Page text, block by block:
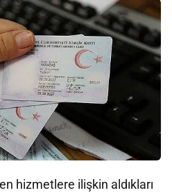
hizmetlere ilişkin aldıkları